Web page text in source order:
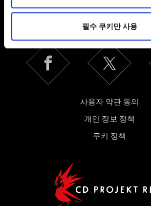
미디어를 통해 사용자와 소통할 경우, 사
파악하기 위해 쿠키의 일부를 저희 파트너
있습니다. 물론, 이처럼 선택적으로 쿠키
경우에는 사용자의 동의를 구할 것입니다.
쿠키 사용에 관한 세부 사항이나 관련 설
"Settings" 메뉴에서 확인할 수 있습니다.
필수 쿠키만 사용
SNS 접속
사용자 약관 동의
개인 정보 정책
쿠키 정책